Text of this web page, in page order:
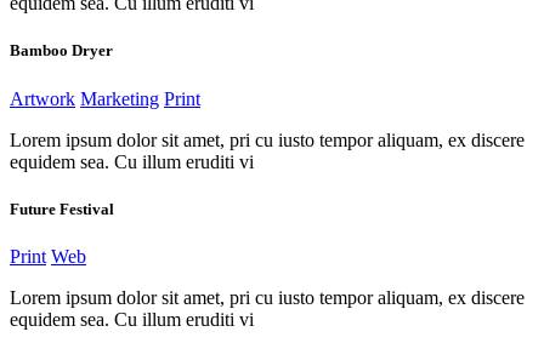
Bamboo Dryer
Artwork Marketing Print
Lorem ipsum dolor sit amet, pri cu iusto tempor aliquam, ex discere
equidem sea. Cu illum eruditi vi
Future Festival
Print Web
Lorem ipsum dolor sit amet, pri cu iusto tempor aliquam, ex discere
equidem sea. Cu illum eruditi vi